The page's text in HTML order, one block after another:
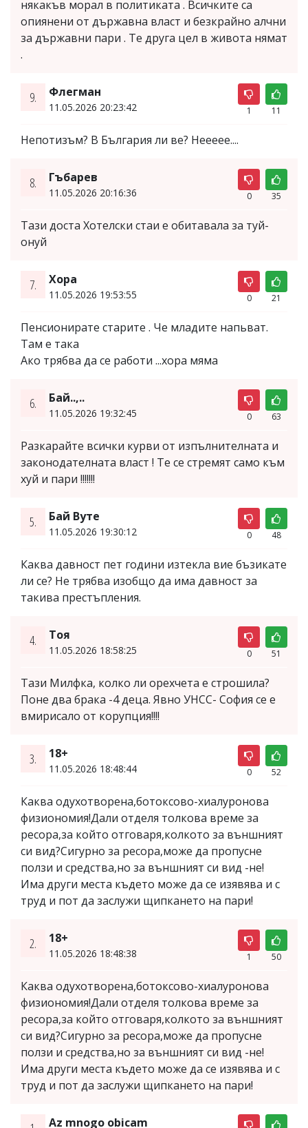
някакъв морал в политиката . Всичките са
опиянени от държавна власт и безкрайно алчни
за държавни пари . Те друга цел в живота нямат
.
9. Флегман
11.05.2026 20:23:42 1 11
Непотизъм? В България ли ве? Неееее....
8. Гъбарев
11.05.2026 20:16:36 0 35
Тази доста Хотелски стаи е обитавала за туй-
онуй
7. Хора
11.05.2026 19:53:55 0 21
Пенсионирате старите . Че младите напьват.
Там е така
Ако трябва да се работи ...хора мяма
6. Бай..,..
11.05.2026 19:32:45 0 63
Разкарайте всички курви от изпълнителната и
законодателната власт ! Те се стремят само към
хуй и пари !!!!!!!
5. Бай Вуте
11.05.2026 19:30:12 0 48
Каква давност пет години изтекла вие бъзикате
ли се? Не трябва изобщо да има давност за
такива престъпления.
4. Тоя
11.05.2026 18:58:25 0 51
Тази Милфка, колко ли орехчета е строшила?
Поне два брака -4 деца. Явно УНСС- София се е
вмирисало от корупция!!!!
3. 18+
11.05.2026 18:48:44 0 52
Каква одухотворена,ботоксово-хиалуронова
физиономия!Дали отделя толкова време за
ресора,за който отговаря,колкото за външният
си вид?Сигурно за ресора,може да пропусне
ползи и средства,но за външният си вид -не!
Има други места където може да се изявява и с
труд и пот да заслужи щипкането на пари!
2. 18+
11.05.2026 18:48:38 1 50
Каква одухотворена,ботоксово-хиалуронова
физиономия!Дали отделя толкова време за
ресора,за който отговаря,колкото за външният
си вид?Сигурно за ресора,може да пропусне
ползи и средства,но за външният си вид -не!
Има други места където може да се изявява и с
труд и пот да заслужи щипкането на пари!
Az mnogo obicam